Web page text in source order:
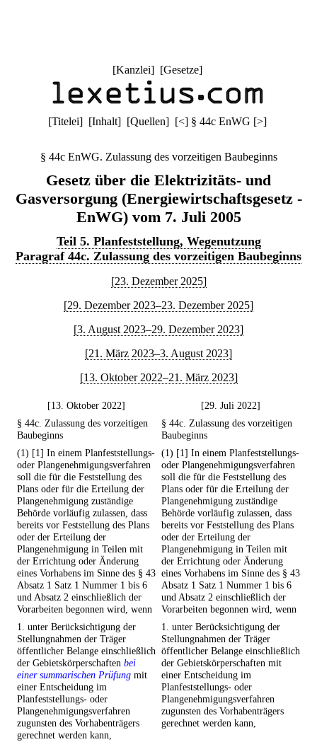
[Kanzlei] [Gesetze]
[Titelei] [Inhalt] [Quellen] [<] § 44c EnWG [>]
§ 44c EnWG. Zulassung des vorzeitigen Baubeginns
Gesetz über die Elektrizitäts- und
Gasversorgung (Energiewirtschaftsgesetz -
EnWG) vom 7. Juli 2005
Teil 5. Planfeststellung, Wegenutzung
Paragraf 44c. Zulassung des vorzeitigen Baubeginns
[23. Dezember 2025]
[29. Dezember 2023–23. Dezember 2025]
[3. August 2023–29. Dezember 2023]
[21. März 2023–3. August 2023]
[13. Oktober 2022–21. März 2023]
[13. Oktober 2022]
[29. Juli 2022]
§ 44c. Zulassung des vorzeitigen
Baubeginns
§ 44c. Zulassung des vorzeitigen
Baubeginns
(1) [1] In einem Planfeststellungs-
oder Plangenehmigungsverfahren
soll die für die Feststellung des
Plans oder für die Erteilung der
Plangenehmigung zuständige
Behörde vorläufig zulassen, dass
bereits vor Feststellung des Plans
oder der Erteilung der
Plangenehmigung in Teilen mit
der Errichtung oder Änderung
eines Vorhabens im Sinne des § 43
Absatz 1 Satz 1 Nummer 1 bis 6
und Absatz 2 einschließlich der
Vorarbeiten begonnen wird, wenn
(1) [1] In einem Planfeststellungs-
oder Plangenehmigungsverfahren
soll die für die Feststellung des
Plans oder für die Erteilung der
Plangenehmigung zuständige
Behörde vorläufig zulassen, dass
bereits vor Feststellung des Plans
oder der Erteilung der
Plangenehmigung in Teilen mit
der Errichtung oder Änderung
eines Vorhabens im Sinne des § 43
Absatz 1 Satz 1 Nummer 1 bis 6
und Absatz 2 einschließlich der
Vorarbeiten begonnen wird, wenn
1. unter Berücksichtigung der
Stellungnahmen der Träger
öffentlicher Belange einschließlich
der Gebietskörperschaften bei
einer summarischen Prüfung mit
einer Entscheidung im
Planfeststellungs- oder
Plangenehmigungsverfahren
zugunsten des Vorhabenträgers
gerechnet werden kann,
1. unter Berücksichtigung der
Stellungnahmen der Träger
öffentlicher Belange einschließlich
der Gebietskörperschaften mit
einer Entscheidung im
Planfeststellungs- oder
Plangenehmigungsverfahren
zugunsten des Vorhabenträgers
gerechnet werden kann,